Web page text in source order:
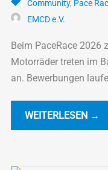
Community, Pace
EMCD e.V.
Beim PaceRace 2026
Motorräder treten im
an. Bewerbungen
WEITERLESEN →